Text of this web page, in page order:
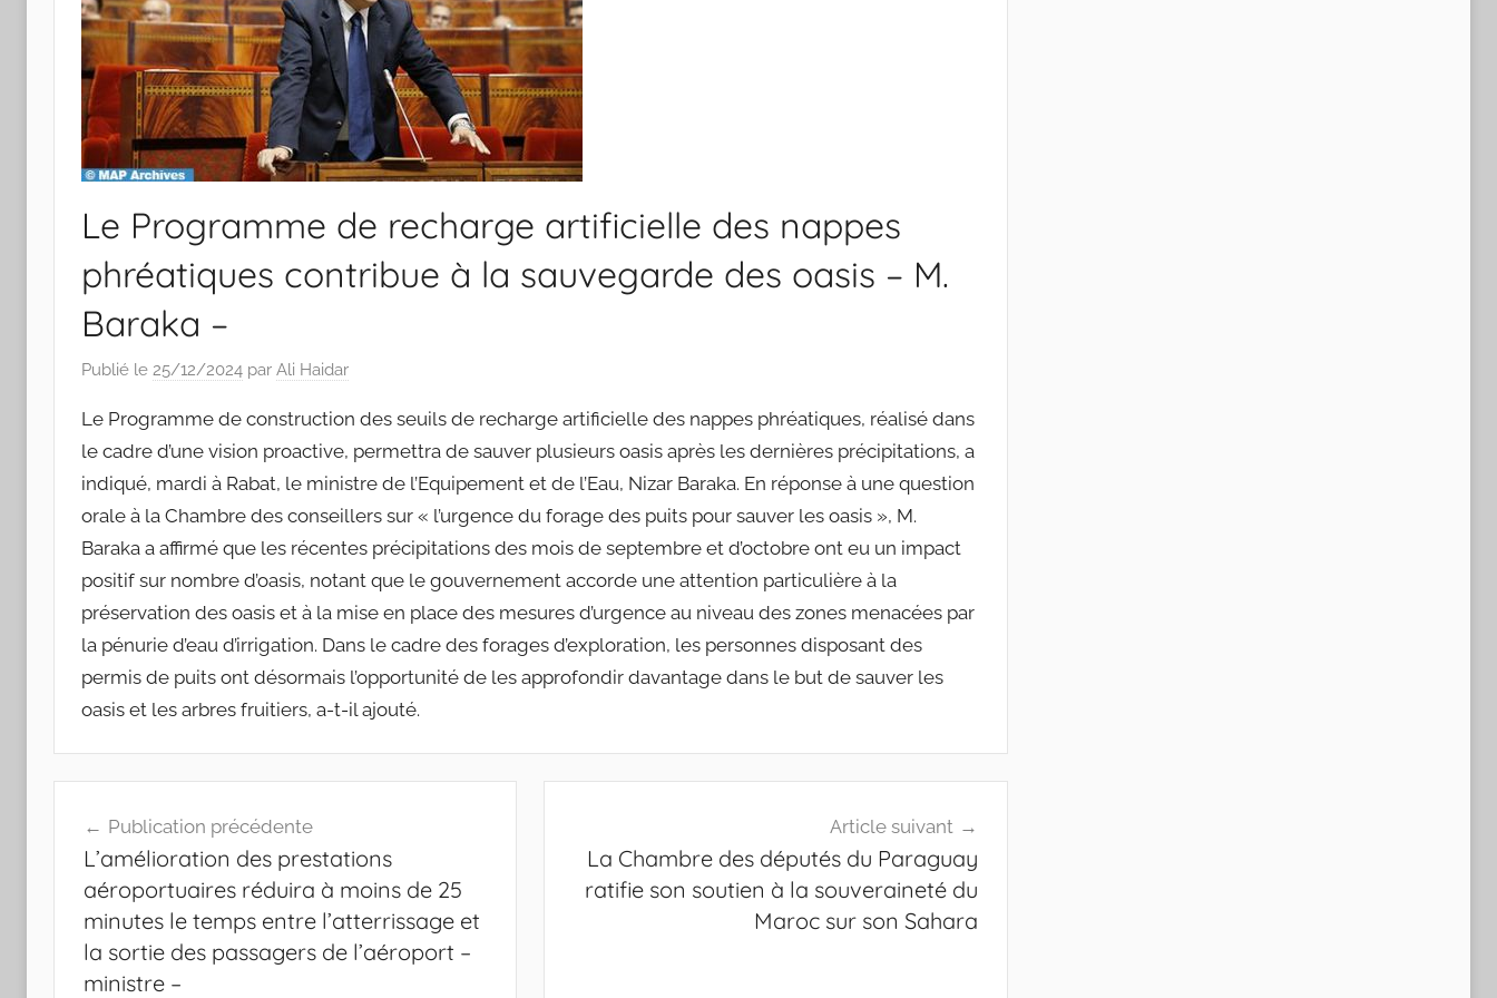
Le Programme de recharge artificielle des nappes
phréatiques contribue à la sauvegarde des oasis – M.
Baraka –
Publié le 25/12/2024 par Ali Haidar
Le Programme de construction des seuils de recharge artificielle des nappes phréatiques, réalisé dans
le cadre d’une vision proactive, permettra de sauver plusieurs oasis après les dernières précipitations, a
indiqué, mardi à Rabat, le ministre de l’Equipement et de l’Eau, Nizar Baraka. En réponse à une question
orale à la Chambre des conseillers sur « l’urgence du forage des puits pour sauver les oasis », M.
Baraka a affirmé que les récentes précipitations des mois de septembre et d’octobre ont eu un impact
positif sur nombre d’oasis, notant que le gouvernement accorde une attention particulière à la
préservation des oasis et à la mise en place des mesures d’urgence au niveau des zones menacées par
la pénurie d’eau d’irrigation. Dans le cadre des forages d’exploration, les personnes disposant des
permis de puits ont désormais l’opportunité de les approfondir davantage dans le but de sauver les
oasis et les arbres fruitiers, a-t-il ajouté.
de
l’article
Publication précédente
L’amélioration des prestations
aéroportuaires réduira à moins de 25
minutes le temps entre l’atterrissage et
la sortie des passagers de l’aéroport –
ministre –
Article suivant
La Chambre des députés du Paraguay
ratifie son soutien à la souveraineté du
Maroc sur son Sahara